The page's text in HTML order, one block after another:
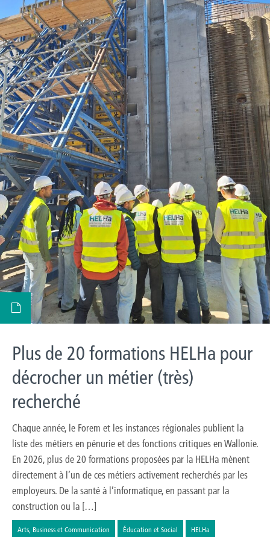
Plus de 20 formations HELHa pour
décrocher un métier (très)
recherché
Chaque année, le Forem et les instances régionales publient la
liste des métiers en pénurie et des fonctions critiques en Wallonie.
En 2026, plus de 20 formations proposées par la HELHa mènent
directement à l’un de ces métiers activement recherchés par les
employeurs. De la santé à l’informatique, en passant par la
construction ou la […]
Arts, Business et Communication Éducation et Social HELHa